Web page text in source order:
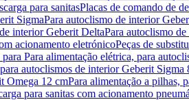
para sanitasPlacas de comando de
SigmaPara autoclismo de interior
interior Geberit DeltaPara autoclismo
acionamento eletrónicoPeças de
para Para alimentação elétrica, para
autoclismos de interior Geberit Sigma
Omega 12 cmPara alimentação a pilhas,
para sanitas com acionamento